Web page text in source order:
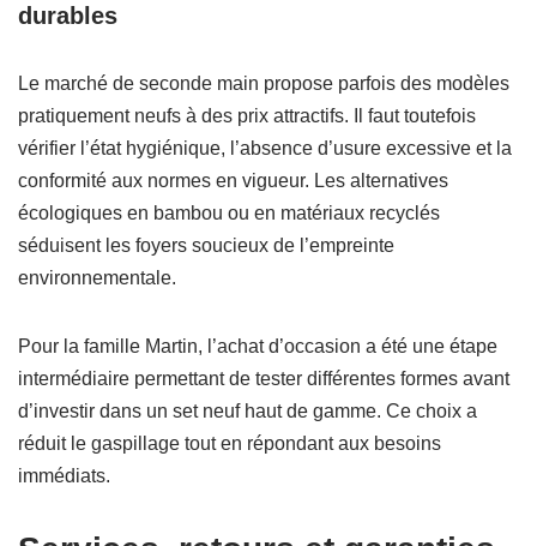
durables
Le marché de seconde main propose parfois des modèles
pratiquement neufs à des prix attractifs. Il faut toutefois
vérifier l’état hygiénique, l’absence d’usure excessive et la
conformité aux normes en vigueur. Les alternatives
écologiques en bambou ou en matériaux recyclés
séduisent les foyers soucieux de l’empreinte
environnementale.
Pour la famille Martin, l’achat d’occasion a été une étape
intermédiaire permettant de tester différentes formes avant
d’investir dans un set neuf haut de gamme. Ce choix a
réduit le gaspillage tout en répondant aux besoins
immédiats.